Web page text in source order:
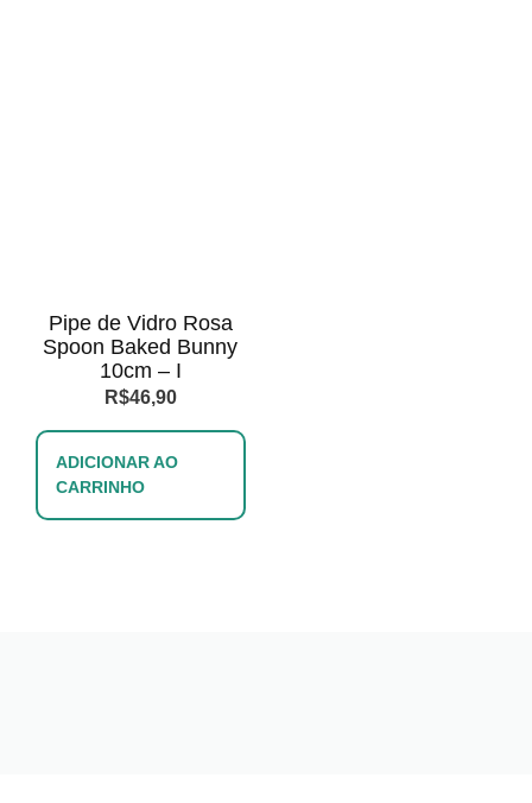
Pipe de Vidro Rosa
Spoon Baked Bunny
10cm – I
R$46,90
ADICIONAR AO
CARRINHO